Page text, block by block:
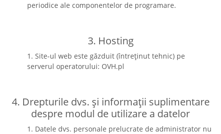
periodice ale componentelor de programare.
3. Hosting
1. Site-ul web este găzduit (întreținut tehnic) pe
serverul operatorului: OVH.pl
4. Drepturile dvs. și informații suplimentare
despre modul de utilizare a datelor
1. Datele dvs. personale prelucrate de administrator nu